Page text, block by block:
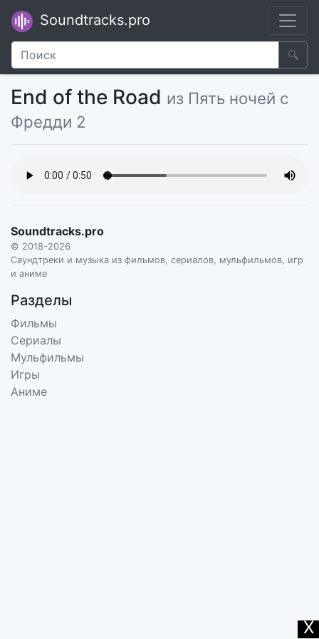
Soundtracks.pro
🔍
End of the Road из Пять ночей с
Фредди 2
Soundtracks.pro
© 2018-2026
Саундтреки и музыка из фильмов, сериалов, мульфильмов, игр
и аниме
Разделы
Фильмы
Сериалы
Мульфильмы
Игры
Аниме
X